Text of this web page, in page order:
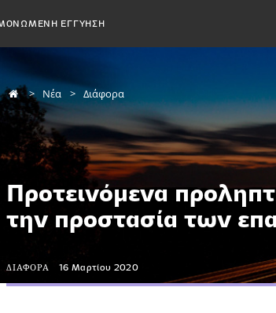
ΕΓΓΥΗΣΗ
Νέα Διάφορα
Προτεινόμενα
την προστασία των
ΔΙΑΦΟΡΑ 16 Μαρτίου 2020